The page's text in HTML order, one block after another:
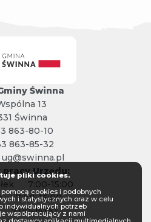
Świnna
13
Świnna
863-80-10
863-85-32
pracy Urzędu:
7:00-15:00
7:00-16:00
7:00-15:00
pliki cookies.
cookies i podobnych
i statystycznych oraz w celu
indywidualnych potrzeb
współpracujący z nami